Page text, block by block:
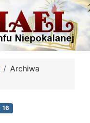
Archiwa
16